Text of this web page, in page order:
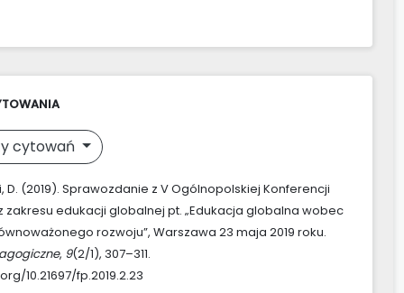
cytowań
D. (2019). Sprawozdanie z V Ogólnopolskiej Konferencji
zakresu edukacji globalnej pt. „Edukacja globalna wobec
rozwoju”, Warszawa 23 maja 2019 roku.
, 9(2/1), 307–311.
10.21697/fp.2019.2.23